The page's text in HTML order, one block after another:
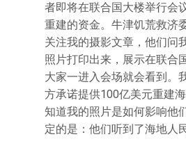
者即将在联合国大楼举行会
重建的资金。牛津饥荒救济
关注我的摄影文章，他们问
照片打印出来，展示在联合
大家一进入会场就会看到。
方承诺提供100亿美元重建
知道我的照片是如何影响他
定的是：他们听到了海地人